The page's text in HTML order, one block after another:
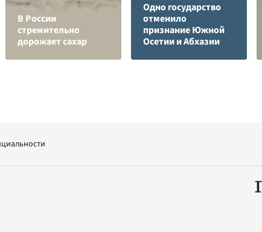
В России
стремительно
дорожает сахар
Одно государство
отменило
признание Южной
Осетии и Абхазии